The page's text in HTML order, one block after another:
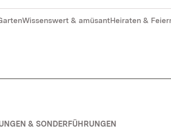
Wissenswert & amüsantHeiraten &
& SONDERFÜHRUNGEN